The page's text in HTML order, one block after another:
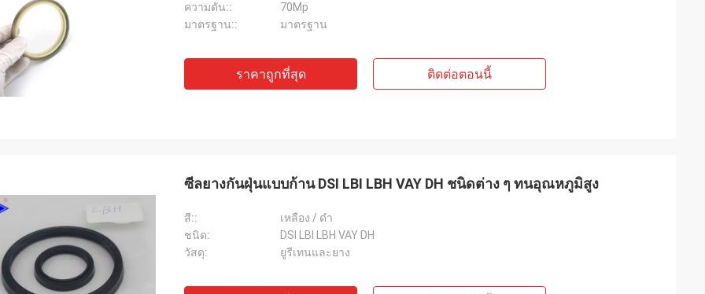
ความดัน::
70Mp
มาตรฐาน::
มาตรฐาน
ราคาถูกที่สุด ติดต่อตอนนี้
ซีลยางกันฝุ่นแบบก้าน DSI LBI LBH VAY DH ชนิดต่าง ๆ ทนอุณหภูมิสูง
สี::
เหลือง / ดำ
ชนิด:
DSI LBI LBH VAY DH
วัสดุ:
ยูรีเทนและยาง